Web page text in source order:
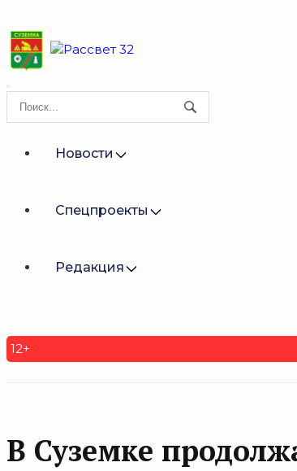
Новости
Спецпроекты
Редакция
12+
В Суземке